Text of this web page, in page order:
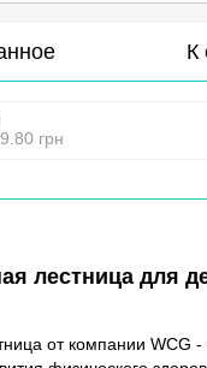
К
грн
лестница для
от компании WCG -